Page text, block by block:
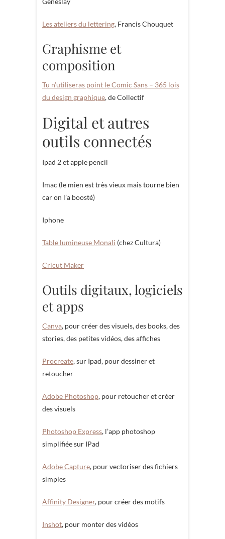
Les ateliers du lettering, Francis Chouquet
Graphisme et
composition
Tu n’utiliseras point le Comic Sans – 365 lois
du design graphique, de Collectif
Digital et autres
outils connectés
Ipad 2 et apple pencil
Imac (le mien est très vieux mais tourne bien
car on l’a boosté)
Iphone
Table lumineuse Monali (chez Cultura)
Cricut Maker
Outils digitaux, logiciels
et apps
Canva, pour créer des visuels, des books, des
stories, des petites vidéos, des affiches
Procreate, sur Ipad, pour dessiner et
retoucher
Adobe Photoshop, pour retoucher et créer
des visuels
Photoshop Express, l’app photoshop
simplifiée sur IPad
Adobe Capture, pour vectoriser des fichiers
simples
Affinity Designer, pour créer des motifs
Inshot, pour monter des vidéos